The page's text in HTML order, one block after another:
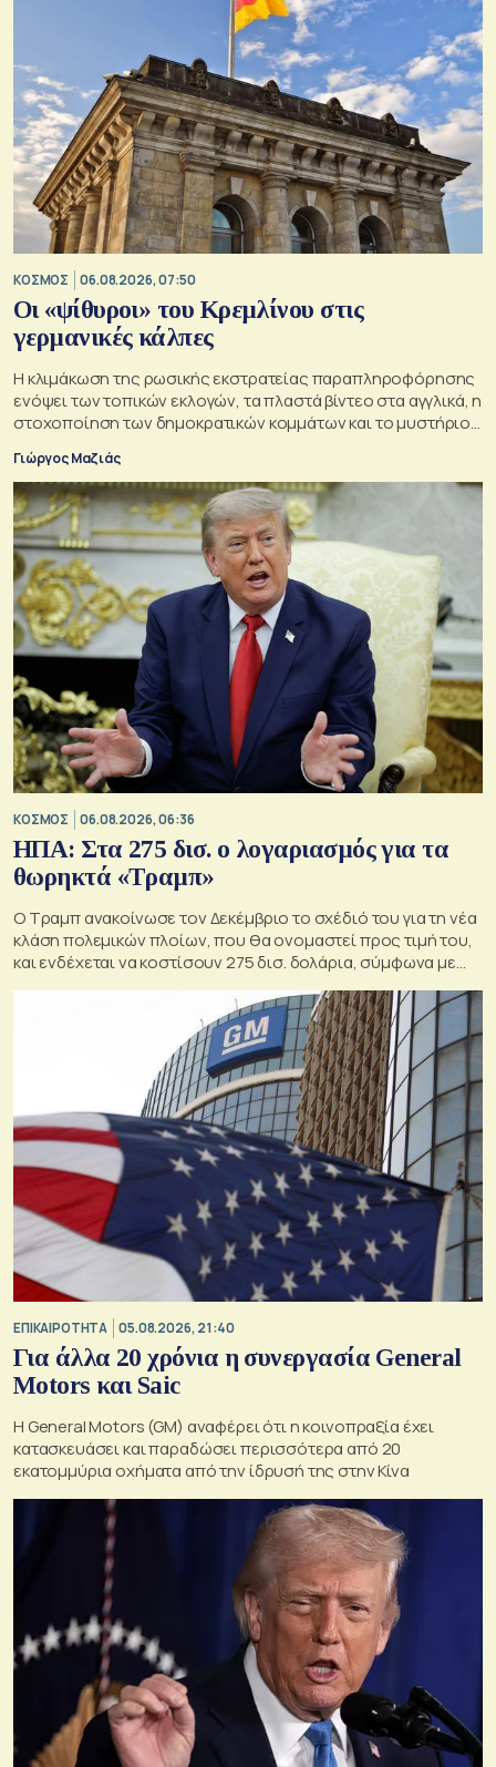
ΚΟΣΜΟΣ 06.08.2026, 07:50
Οι «ψίθυροι» του Κρεμλίνου στις
γερμανικές κάλπες
Η κλιμάκωση της ρωσικής εκστρατείας παραπληροφόρησης
ενόψει των τοπικών εκλογών, τα πλαστά βίντεο στα αγγλικά, η
στοχοποίηση των δημοκρατικών κομμάτων και το μυστήριο
Γιώργος Μαζιάς
ΚΟΣΜΟΣ 06.08.2026, 06:36
ΗΠΑ: Στα 275 δισ. ο λογαριασμός για τα
θωρηκτά «Τραμπ»
Ο Τραμπ ανακοίνωσε τον Δεκέμβριο το σχέδιό του για τη νέα
κλάση πολεμικών πλοίων, που θα ονομαστεί προς τιμή του,
και ενδέχεται να κοστίσουν 275 δισ. δολάρια, σύμφωνα με
ΕΠΙΚΑΙΡΟΤΗΤΑ 05.08.2026, 21:40
Για άλλα 20 χρόνια η συνεργασία General
Motors και Saic
Η General Motors (GM) αναφέρει ότι η κοινοπραξία έχει
κατασκευάσει και παραδώσει περισσότερα από 20
εκατομμύρια οχήματα από την ίδρυσή της στην Κίνα